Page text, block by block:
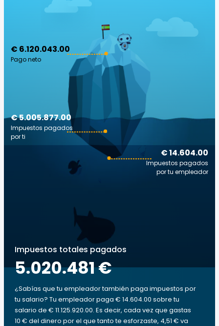
€ 6.120.043.00
Pago neto
€ 14.604.00
Impuestos pagados
por tu empleador
€ 5.005.877.00
Impuestos pagados
por ti
Impuestos totales pagados
5.020.481 €
¿Sabías que tu empleador también paga impuestos por
tu salario? Tu empleador paga € 14.604.00 sobre tu
salario de € 11.125.920.00. Es decir, cada vez que gastas
10 € del dinero por el que tanto te esforzaste, 4,51 € va